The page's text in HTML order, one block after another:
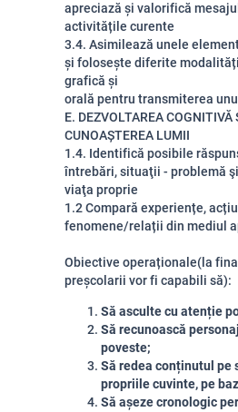
apreciază și valorifică
activitățile curente
3.4. Asimilează unele
și folosește diferite
grafică și
orală pentru transmiterea
E. DEZVOLTAREA COGNITIVĂ
CUNOAȘTEREA LUMII
1.4. Identifică posibile
întrebări, situaţii - problemă
viaţa proprie
1.2 Compară experiențe,
fenomene/relații din mediul
Obiective operaționale(la
preșcolarii vor fi capabili să):
Să asculte cu atenție
Să recunoască
poveste;
Să redea conținutul pe
propriile cuvinte, pe
Să așeze cronologic